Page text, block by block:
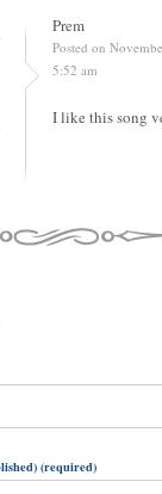
Prem
Posted on
5:52 am
I like this song
(required)